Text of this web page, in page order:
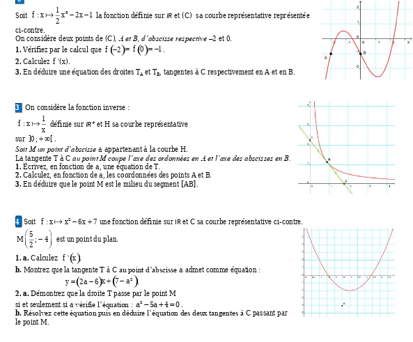
Soit f :x1
2
x3 2x1 la fonction définie sur IR et (C) sa courbe représentative représentée
ci-contre.
On considère deux points de (C), A et B, d’abscisse respective –2 et 0.
1. Vérifiez par le calcul que f2
  f0
  1.
2. Calculez f'(x).
3. En déduire une équation des droites TA et TB, tangentes à C respectivement en A et en B.
3 .On considère la fonction inverse :
f :x1
x
définie sur IR* et H sa courbe représentative
sur ]0;  [.
Soit M un point d’abscisse a appartenant à la courbe H.
La tangente T à C au point M coupe l’axe des ordonnées en A et l’axe des abscisses en B.
1. Écrivez, en fonction de a, une équation de T.
2. Calculez, en fonction de a, les coordonnées des points A et B.
3. En déduire que le point M est le milieu du segment [AB].
4 Soit f :x x2 6x 7 une fonction définie sur IR et C sa courbe représentative ci-contre.
M5
2
;4



 est un point du plan.
1. a. Calculez f'x
 .
b. Montrez que la tangente T à C au point d’abscisse aadmet comme équation :
y 2a6
 x7 a2
 .
2. a. Démontrez que la droite T passe par le point M
si et seulement si a vérifie l’équation : a2 5a40.
b. Résolvez cette équation puis en déduire l’équation des deux tangentes à C passant par
le point M.